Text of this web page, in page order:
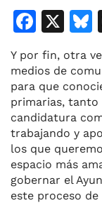
F
a
c
e
b
o
o
k
X
Y por fin, otra
medios de
para que
primarias, tanto
candidatura
trabajando y
los que
espacio más
gobernar el
este proceso